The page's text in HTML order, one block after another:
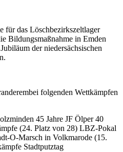
für das Löschbezirkszeltlager
Bildungsmaßnahme in Emden
der niedersächsischen
folgenden Wettkämpfen
45 Jahre JF Ölper 40
(24. Platz von 28) LBZ-Pokal
O-Marsch in Volkmarode (15.
Stadtputztag